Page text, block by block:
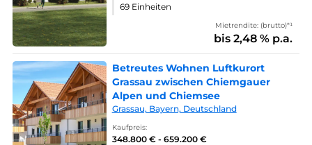
69 Einheiten
Mietrendite: (brutto)*¹
bis 2,48 % p.a.
Betreutes Wohnen Luftkurort
Grassau zwischen Chiemgauer
Alpen und Chiemsee
Grassau, Bayern, Deutschland
Kaufpreis:
348.800 € - 659.200 €